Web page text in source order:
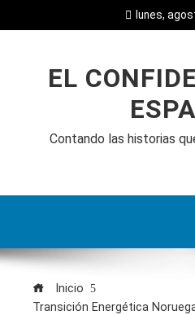
lunes,
EL
Contando las historias
Inicio
Transición Energética